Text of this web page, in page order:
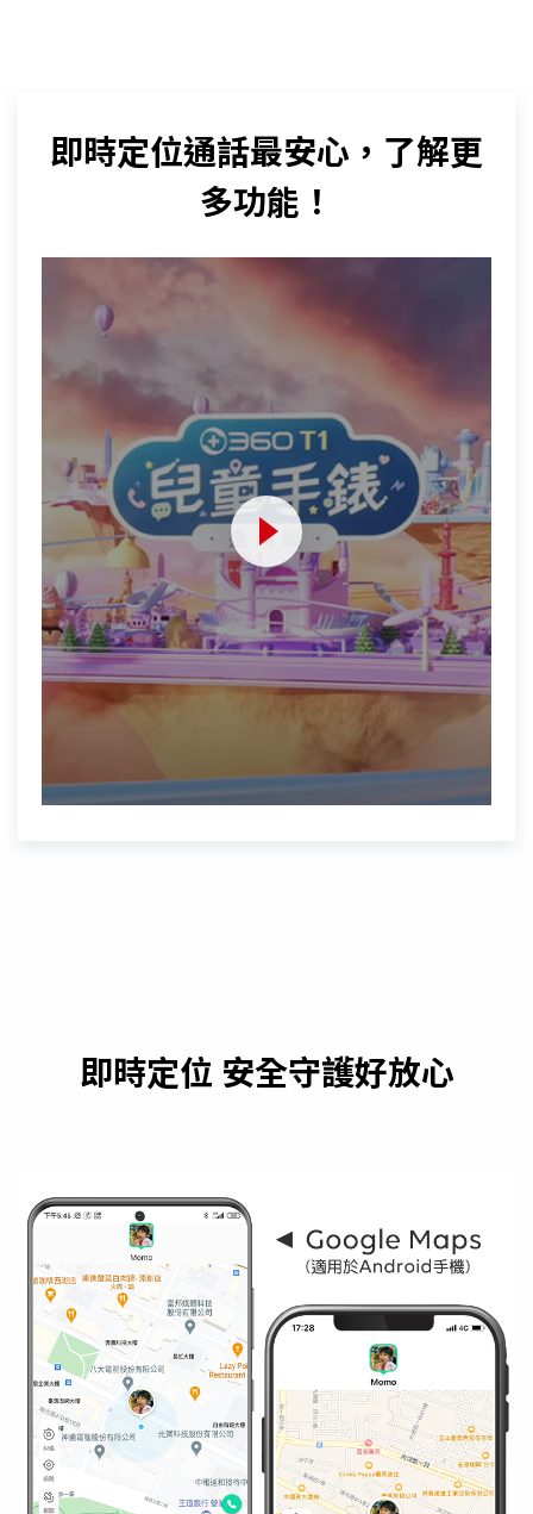
即時定位通話最安心，了解更
多功能！
即時定位 安全守護好放心